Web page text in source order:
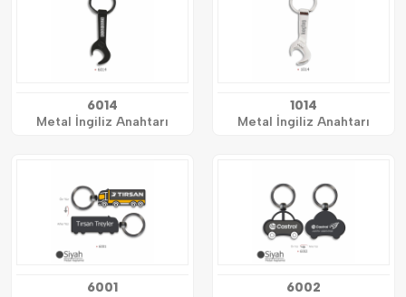
6014
Metal İngiliz Anahtarı
1014
Metal İngiliz Anahtarı
6001
6002